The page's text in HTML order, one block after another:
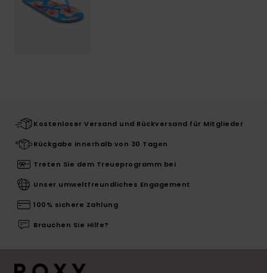
Kostenloser Versand und Rückversand für Mitglieder
Rückgabe innerhalb von 30 Tagen
Treten Sie dem Treueprogramm bei
Unser umweltfreundliches Engagement
100% sichere Zahlung
Brauchen Sie Hilfe?